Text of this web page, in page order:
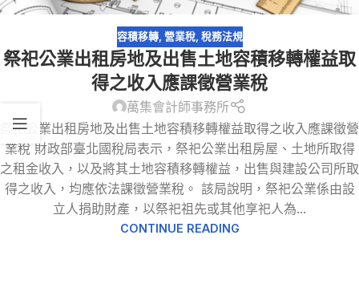
容積移轉, 營業稅, 稅務法規
祭祀公業出租房地及出售土地容積移轉權益取
得之收入應課徵營業稅
萬集會計師事務所
祭祀公業出租房地及出售土地容積移轉權益取得之收入應課徵營
業稅 財政部臺北國稅局表示，祭祀公業出租房屋、土地所取得
之租金收入，以及將其土地容積移轉權益，出售與建設公司所取
得之收入，均應依法課徵營業稅。 該局說明，祭祀公業係由設
立人捐助財產，以祭祀祖先或其他享祀人為...
CONTINUE READING